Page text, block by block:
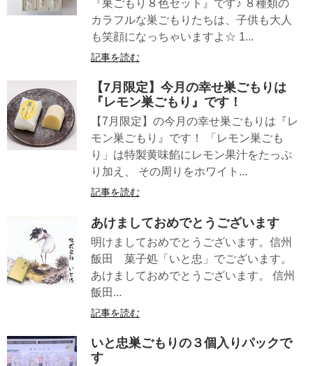
『巣ごもり８色セット』です♪ ８種類の
カラフルな巣ごもりたちは、子供も大人
も笑顔になっちゃいますよ☆ 1...
記事を読む
【7月限定】今月の幸せ巣ごもりは
『レモン巣ごもり』です！
【7月限定】の今月の幸せ巣ごもりは『レ
モン巣ごもり』です！ 「レモン巣ごも
り」は特製黄味餡にレモン果汁をたっぷ
り加え、 その周りをホワイト...
記事を読む
あけましておめでとうございます
明けましておめでとうございます。信州
飯田 菓子処「いと忠」でございます。
あけましておめでとうございます。 信州
飯田...
記事を読む
いと忠巣ごもりの３個入りパックで
す